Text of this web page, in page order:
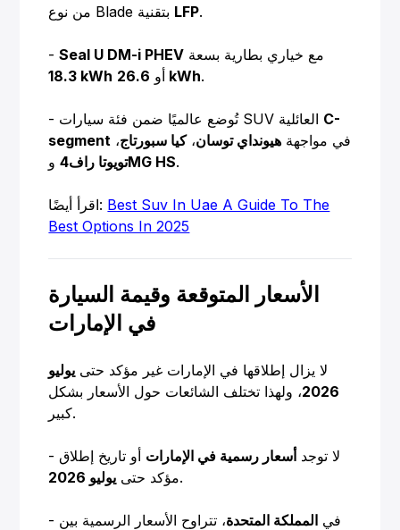
LFP.
-Seal U DM-i PHEV مع خياري بطارية بسعة
18.3 kWh
أو 26.6 kWh.
C-
segment
في مواجهة هيونداي توسان،كيا سبورتاج،
تويوتا راف4 و MG HS.
اقرأ أيضًا: Best Suv In Uae A Guide To The
Best Options In 2025
الأسعار المتوقعة وقيمة السيارة
في الإمارات
لا يزال إطلاقها في الإمارات غير مؤكد حتى يوليو
2026، ولهذا تختلف الشائعات حول الأسعار بشكل
كبير.
- لا توجد أسعار رسمية في الإمارات أو تاريخ إطلاق
مؤكد حتى يوليو 2026 .
- في المملكة المتحدة، تتراوح الأسعار الرسمية بين